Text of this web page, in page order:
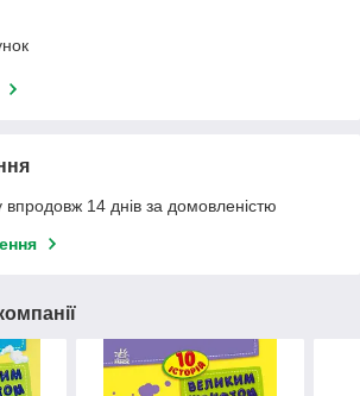
14 днів за домовленістю